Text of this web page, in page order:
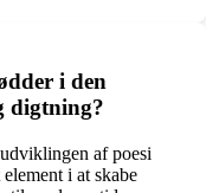
i den
digtning?
af poesi
i at skabe